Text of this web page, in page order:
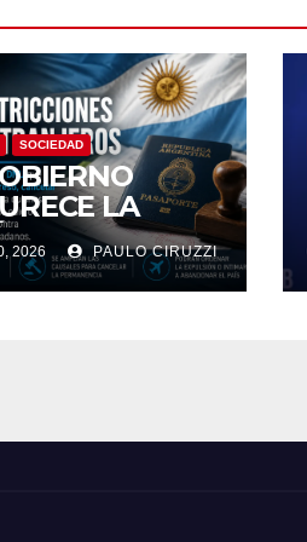
SOCIEDAD
LA
2026 PAULO CIRUZZI